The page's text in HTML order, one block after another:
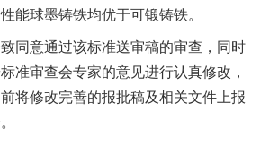
能球墨铸铁均优于可锻铸铁。
同意通过该标准送审稿的审查，同时
准审查会专家的意见进行认真修改，
前将修改完善的报批稿及相关文件上报